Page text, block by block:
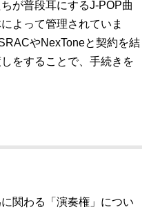
が普段耳にするJ-POP曲
よって管理されていま
やNexToneと契約を結
をすることで、手続きを
関わる「演奏権」につい